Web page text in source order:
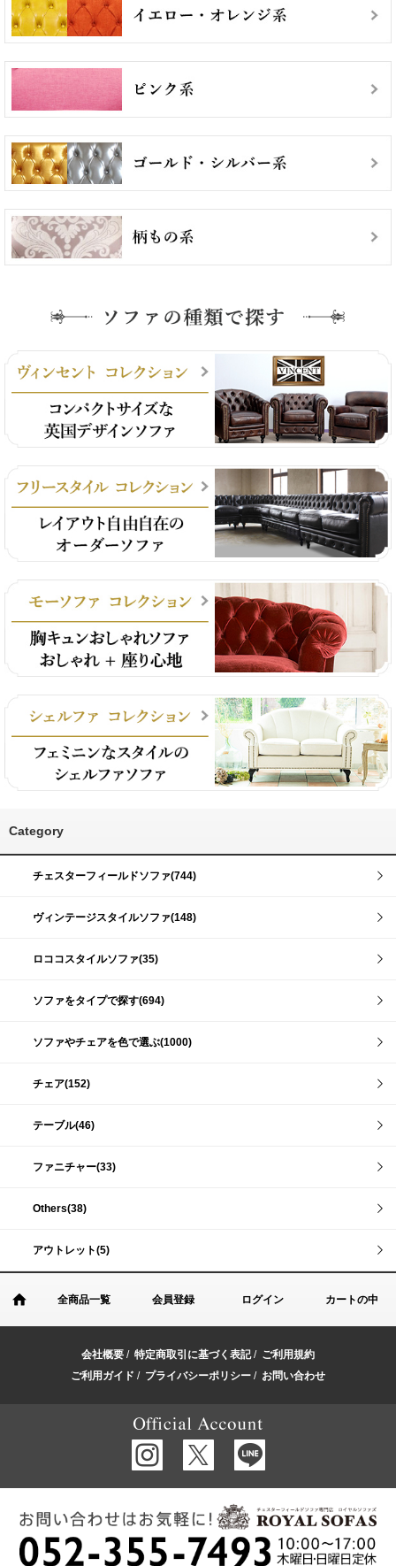
Category
チェスターフィールドソファ(744)
ヴィンテージスタイルソファ(148)
ロココスタイルソファ(35)
ソファをタイプで探す(694)
ソファやチェアを色で選ぶ(1000)
チェア(152)
テーブル(46)
ファニチャー(33)
Others(38)
アウトレット(5)
全商品一覧 会員登録 ログイン カートの中
会社概要 / 特定商取引に基づく表記/ ご利用規約
ご利用ガイド / プライバシーポリシー / お問い合わせ